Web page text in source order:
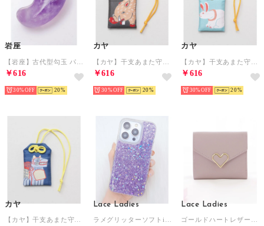
岩座
￥616
30% 20
カヤ
￥616
30% 20
カヤ
￥616
30% 20
カヤ Lace Ladies Lace Ladies